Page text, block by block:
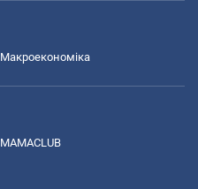
Макроекономіка
MAMACLUB